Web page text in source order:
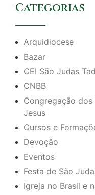
Categorias
Arquidiocese
Bazar
CEI São Judas
CNBB
Congregação
Jesus
Cursos e
Devoção
Eventos
Festa de São
Igreja no Brasil e